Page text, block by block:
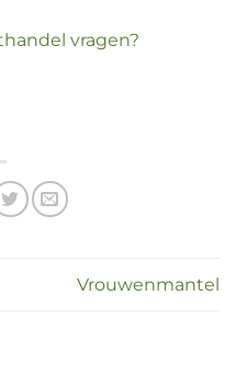
vragen?
Vrouwenmantel